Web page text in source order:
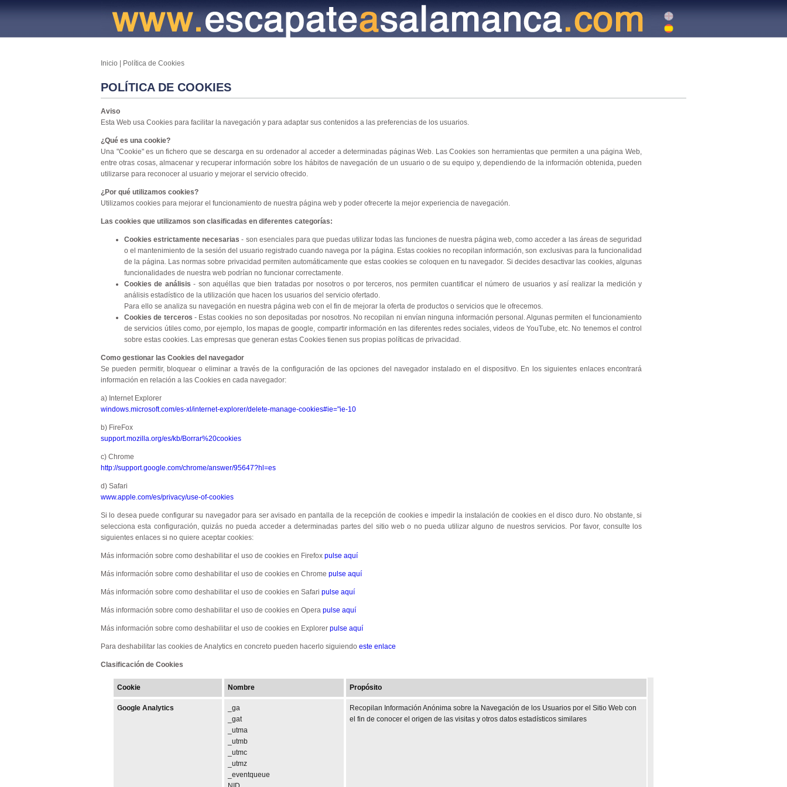
Inicio Política de Cookies
POLÍTICA DE COOKIES
Aviso
Esta Web usa Cookies para facilitar la navegación y para adaptar sus contenidos a las preferencias de los usuarios.
¿Qué es una cookie?
Una "Cookie" es un fichero que se descarga en su ordenador al acceder a determinadas páginas Web. Las Cookies son herramientas que permiten a una página Web,
entre otras cosas, almacenar y recuperar información sobre los hábitos de navegación de un usuario o de su equipo y, dependiendo de la información obtenida, pueden
utilizarse para reconocer al usuario y mejorar el servicio ofrecido.
¿Por qué utilizamos cookies?
Utilizamos cookies para mejorar el funcionamiento de nuestra página web y poder ofrecerte la mejor experiencia de navegación.
Las cookies que utilizamos son clasificadas en diferentes categorías:
Cookies estrictamente necesarias - son esenciales para que puedas utilizar todas las funciones de nuestra página web, como acceder a las áreas de seguridad
o el mantenimiento de la sesión del usuario registrado cuando navega por la página. Estas cookies no recopilan información, son exclusivas para la funcionalidad
de la página. Las normas sobre privacidad permiten automáticamente que estas cookies se coloquen en tu navegador. Si decides desactivar las cookies, algunas
funcionalidades de nuestra web podrían no funcionar correctamente.
Cookies de análisis - son aquéllas que bien tratadas por nosotros o por terceros, nos permiten cuantificar el número de usuarios y así realizar la medición y
análisis estadístico de la utilización que hacen los usuarios del servicio ofertado.
Para ello se analiza su navegación en nuestra página web con el fin de mejorar la oferta de productos o servicios que le ofrecemos.
Cookies de terceros - Estas cookies no son depositadas por nosotros. No recopilan ni envían ninguna información personal. Algunas permiten el funcionamiento
de servicios útiles como, por ejemplo, los mapas de google, compartir información en las diferentes redes sociales, videos de YouTube, etc. No tenemos el control
sobre estas cookies. Las empresas que generan estas Cookies tienen sus propias políticas de privacidad.
Como gestionar las Cookies del navegador
Se pueden permitir, bloquear o eliminar a través de la configuración de las opciones del navegador instalado en el dispositivo. En los siguientes enlaces encontrará
información en relación a las Cookies en cada navegador:
a) Internet Explorer
windows.microsoft.com/es-xl/internet-explorer/delete-manage-cookies#ie="ie-10
b) FireFox
support.mozilla.org/es/kb/Borrar%20cookies
c) Chrome
http://support.google.com/chrome/answer/95647?hl=es
d) Safari
www.apple.com/es/privacy/use-of-cookies
Si lo desea puede configurar su navegador para ser avisado en pantalla de la recepción de cookies e impedir la instalación de cookies en el disco duro. No obstante, si
selecciona esta configuración, quizás no pueda acceder a determinadas partes del sitio web o no pueda utilizar alguno de nuestros servicios. Por favor, consulte los
siguientes enlaces si no quiere aceptar cookies:
Más información sobre como deshabilitar el uso de cookies en Firefox pulse aquí
Más información sobre como deshabilitar el uso de cookies en Chrome pulse aquí
Más información sobre como deshabilitar el uso de cookies en Safari pulse aquí
Más información sobre como deshabilitar el uso de cookies en Opera pulse aquí
Más información sobre como deshabilitar el uso de cookies en Explorer pulse aquí
Para deshabilitar las cookies de Analytics en concreto pueden hacerlo siguiendo este enlace
Clasificación de Cookies
Cookie Nombre Propósito
Google Analytics
_ga
_gat
_utma
_utmb
_utmc
_utmz
_eventqueue
Recopilan Información Anónima sobre la Navegación de los Usuarios por el Sitio Web con
el fin de conocer el origen de las visitas y otros datos estadísticos similares